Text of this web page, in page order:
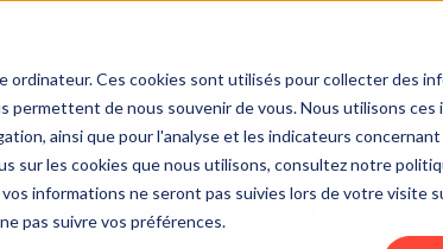
ordinateur. Ces cookies sont utilisés pour collecter des
permettent de nous souvenir de vous. Nous utilisons
ainsi que pour l'analyse et les indicateurs
sur les cookies que nous utilisons, consultez notre
informations ne seront pas suivies lors de votre visite
pas suivre vos préférences.